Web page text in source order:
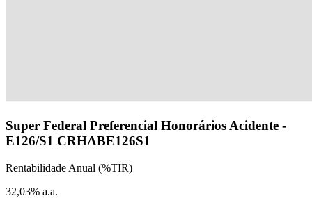
Super Federal Preferencial Honorários Acidente -
E126/S1 CRHABE126S1
Rentabilidade Anual (%TIR)
32,03% a.a.